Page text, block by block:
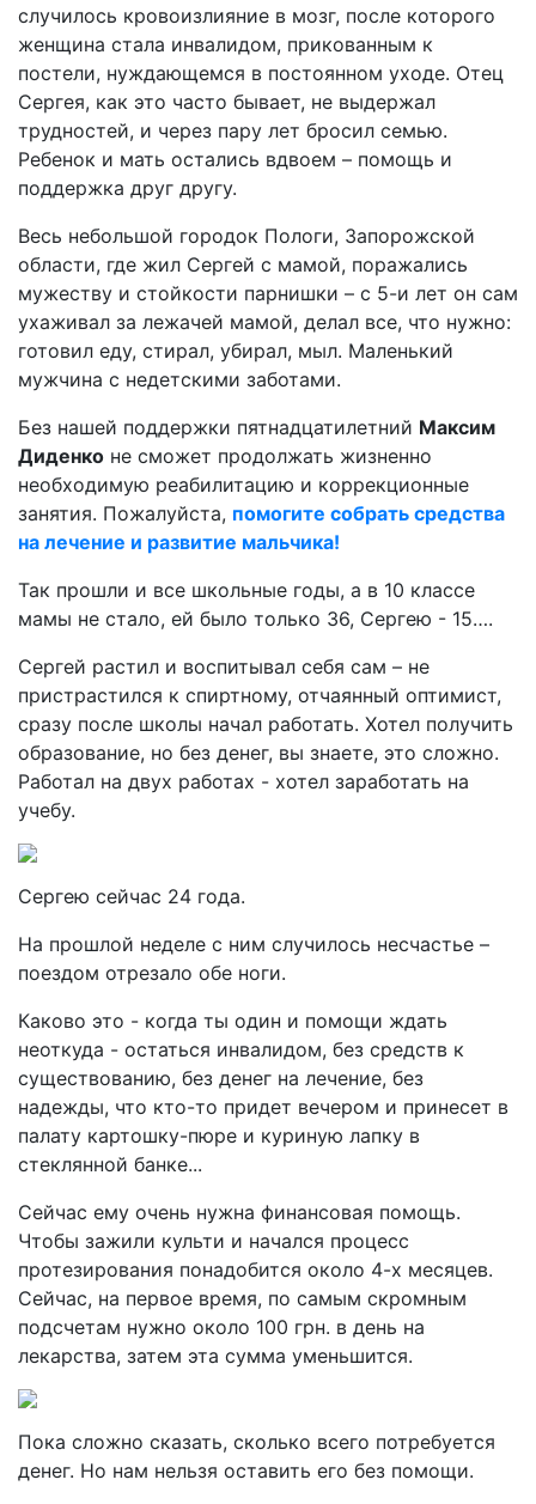
случилось кровоизлияние в мозг, после которого
женщина стала инвалидом, прикованным к
постели, нуждающемся в постоянном уходе. Отец
Сергея, как это часто бывает, не выдержал
трудностей, и через пару лет бросил семью.
Ребенок и мать остались вдвоем – помощь и
поддержка друг другу.
Весь небольшой городок Пологи, Запорожской
области, где жил Сергей с мамой, поражались
мужеству и стойкости парнишки – с 5-и лет он сам
ухаживал за лежачей мамой, делал все, что нужно:
готовил еду, стирал, убирал, мыл. Маленький
мужчина с недетскими заботами.
Без нашей поддержки пятнадцатилетний Максим
Диденко не сможет продолжать жизненно
необходимую реабилитацию и коррекционные
занятия. Пожалуйста, помогите собрать средства
на лечение и развитие мальчика!
Так прошли и все школьные годы, а в 10 классе
мамы не стало, ей было только 36, Сергею - 15….
Сергей растил и воспитывал себя сам – не
пристрастился к спиртному, отчаянный оптимист,
сразу после школы начал работать. Хотел получить
образование, но без денег, вы знаете, это сложно.
Работал на двух работах - хотел заработать на
учебу.
Сергею сейчас 24 года.
На прошлой неделе с ним случилось несчастье –
поездом отрезало обе ноги.
Каково это - когда ты один и помощи ждать
неоткуда - остаться инвалидом, без средств к
существованию, без денег на лечение, без
надежды, что кто-то придет вечером и принесет в
палату картошку-пюре и куриную лапку в
стеклянной банке...
Сейчас ему очень нужна финансовая помощь.
Чтобы зажили культи и начался процесс
протезирования понадобится около 4-х месяцев.
Сейчас, на первое время, по самым скромным
подсчетам нужно около 100 грн. в день на
лекарства, затем эта сумма уменьшится.
Пока сложно сказать, сколько всего потребуется
денег. Но нам нельзя оставить его без помощи.